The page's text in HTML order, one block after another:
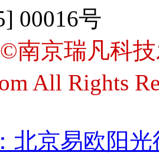
00016号
南京瑞凡科
All Rights
北京易欧阳